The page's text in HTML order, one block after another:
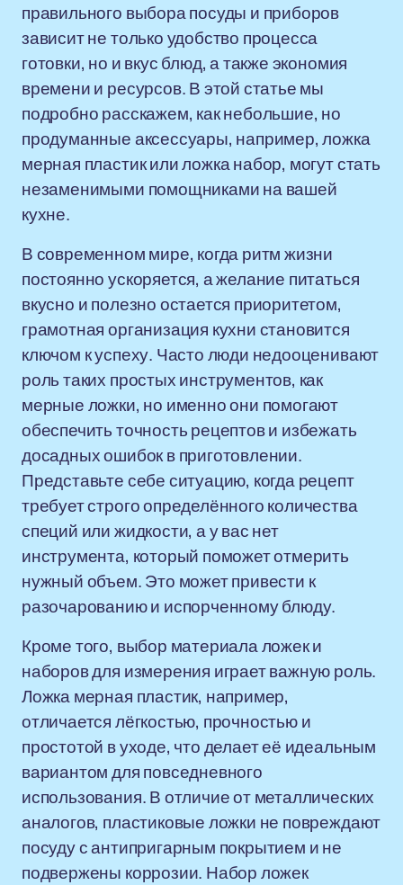
правильного выбора посуды и приборов
зависит не только удобство процесса
готовки, но и вкус блюд, а также экономия
времени и ресурсов. В этой статье мы
подробно расскажем, как небольшие, но
продуманные аксессуары, например, ложка
мерная пластик или ложка набор, могут стать
незаменимыми помощниками на вашей
кухне.
В современном мире, когда ритм жизни
постоянно ускоряется, а желание питаться
вкусно и полезно остается приоритетом,
грамотная организация кухни становится
ключом к успеху. Часто люди недооценивают
роль таких простых инструментов, как
мерные ложки, но именно они помогают
обеспечить точность рецептов и избежать
досадных ошибок в приготовлении.
Представьте себе ситуацию, когда рецепт
требует строго определённого количества
специй или жидкости, а у вас нет
инструмента, который поможет отмерить
нужный объем. Это может привести к
разочарованию и испорченному блюду.
Кроме того, выбор материала ложек и
наборов для измерения играет важную роль.
Ложка мерная пластик, например,
отличается лёгкостью, прочностью и
простотой в уходе, что делает её идеальным
вариантом для повседневного
использования. В отличие от металлических
аналогов, пластиковые ложки не повреждают
посуду с антипригарным покрытием и не
подвержены коррозии. Набор ложек